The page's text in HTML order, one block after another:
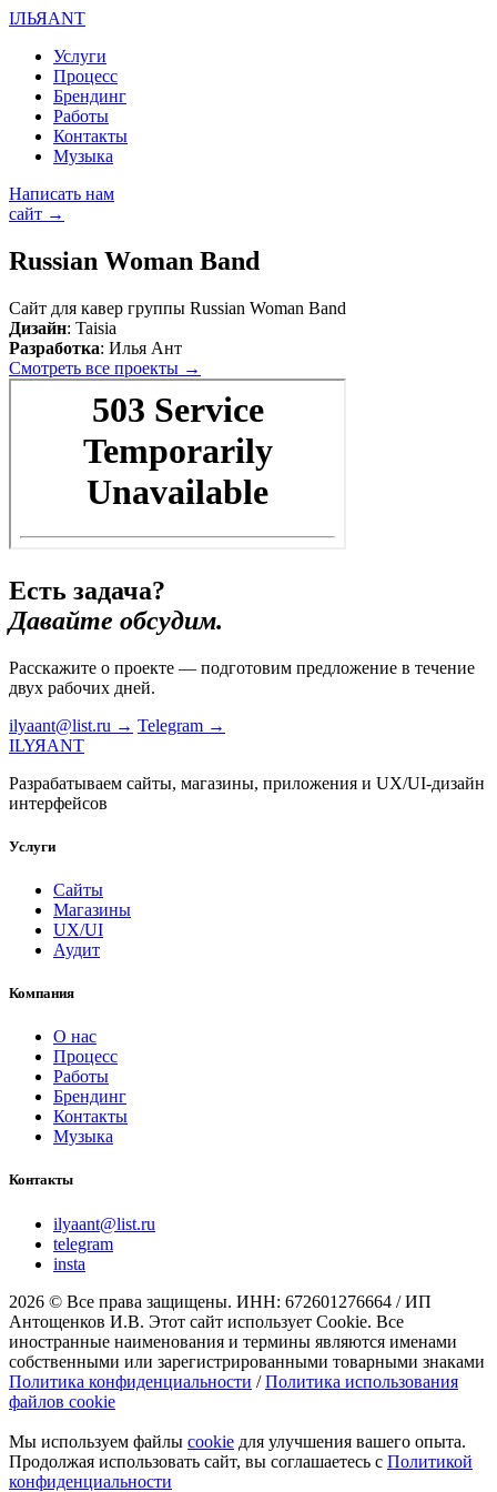
IЛЬЯАNТ
Услуги
Процесс
Брендинг
Работы
Контакты
Музыка
Написать нам
сайт →
Russian Woman Band
Сайт для кавер группы Russian Woman Band
Дизайн: Taisiа
Разработка: Илья Ант
Смотреть все проекты →
Есть задача?
Давайте обсудим.
Расскажите о проекте — подготовим предложение в течение
двух рабочих дней.
ilyaant@list.ru → Telegram →
ILYЯANТ
Разрабатываем сайты, магазины, приложения и UX/UI-дизайн
интерфейсов
Услуги
Сайты
Магазины
UX/UI
Аудит
Компания
О нас
Процесс
Работы
Брендинг
Контакты
Музыка
Контакты
ilyaant@list.ru
telegram
insta
2026 © Все права защищены. ИНН: 672601276664 / ИП
Антощенков И.В. Этот сайт использует Cookie. Все
иностранные наименования и термины являются именами
собственными или зарегистрированными товарными знаками
Политика конфиденциальности /Политика использования
файлов cookie
Мы используем файлы cookie для улучшения вашего опыта.
Продолжая использовать сайт, вы соглашаетесь с Политикой
конфиденциальности